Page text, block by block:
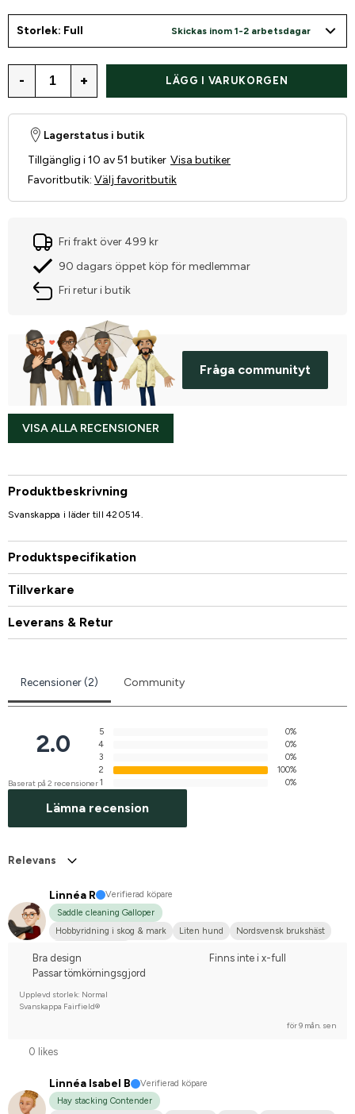
Storlek: Full Skickas inom 1-2 arbetsdagar
- + LÄGG I VARUKORGEN
Lagerstatus i butik
Tillgänglig i 10 av 51 butiker Visa butiker
Favoritbutik: Välj favoritbutik
Fri frakt över 499 kr
90 dagars öppet köp för medlemmar
Fri retur i butik
Fråga communityt
VISA ALLA RECENSIONER
Produktbeskrivning
Svanskappa i läder till 420514.
Produktspecifikation
Tillverkare
Leverans & Retur
Recensioner (2) Community
2.0
Baserat på 2 recensioner
5
0%
4
0%
3
0%
2
100%
1
0%
Lämna recension
Relevans
Linnéa R
Verifierad köpare
Saddle cleaning Galloper
Hobbyridning i skog & mark
Liten hund
Nordsvensk brukshäst
Bra design
Passar tömkörningsgjord
Finns inte i x-full
Upplevd storlek: Normal
Svanskappa Fairfield®
för 9 mån. sen
0 likes
Linnéa Isabel B
Verifierad köpare
Hay stacking Contender